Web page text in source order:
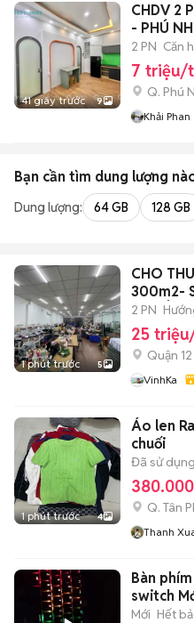
41 giây trước 9
CHDV 2
- PHÚ
2 PN Căn
7 triệu/
Q. Phú
Khải Phan
Bạn cần tìm dung lượng
Dung lượng: 64 GB 128 GB
1 phút trước 5
CHO
300m2-
MỸ TÂY,
2 PN
25
Quận 12
VinhKa
1 phút trước 4
Áo len
chuối
Đã sử dụng
Q. Tân
Thanh
Bàn
switch
Mới Hết